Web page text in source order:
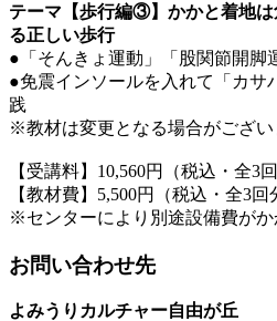
テーマ【歩行編③】かかと着地
る正しい歩行
●「そんきょ運動」「股関節開脚
●免震インソールを入れて「カサ
践
※教材は変更となる場合がござい
【受講料】10,560円（税込・全3回
【教材費】5,500円（税込・全3回
※センターにより別途設備費がか
お問い合わせ先
よみうりカルチャー自由が丘